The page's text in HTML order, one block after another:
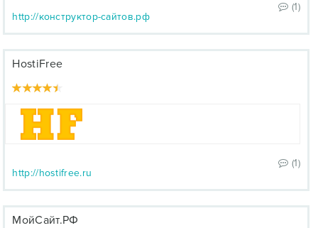
(1)
http://конструктор-сайтов.рф
HostiFree
(1)
http://hostifree.ru
МойСайт.РФ